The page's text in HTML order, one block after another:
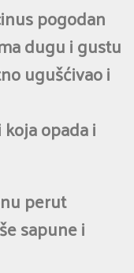
pogodan
dugu i gustu
ugušćivao i
opada i
perut
sapune i